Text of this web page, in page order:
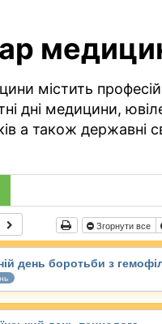
містить
дні медицини,
а також державні
Згорнути все
день боротьби з